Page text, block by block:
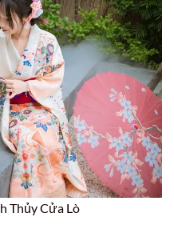
Thủy Cửa Lò